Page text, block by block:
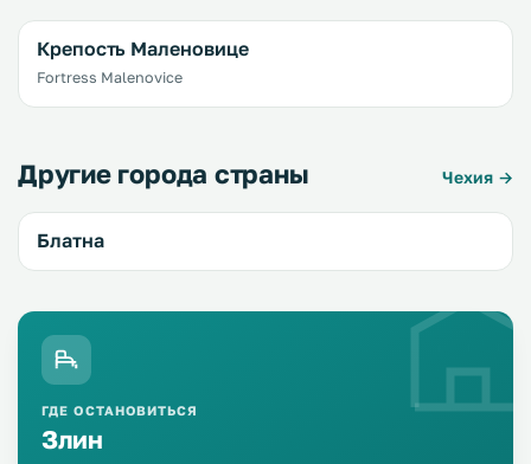
Крепость Маленовице
Fortress Malenovice
Другие города страны Чехия →
Блатна
ГДЕ ОСТАНОВИТЬСЯ
Злин